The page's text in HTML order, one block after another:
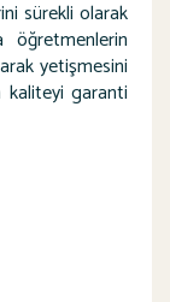
sürekli olarak
öğretmenlerin
yetişmesini
kaliteyi garanti